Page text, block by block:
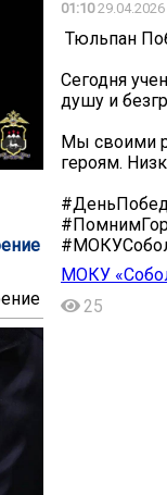
01:1029.04.2026
Тюльпан
Сегодня
душу и
Мы своими
героям.
МОКУ
25